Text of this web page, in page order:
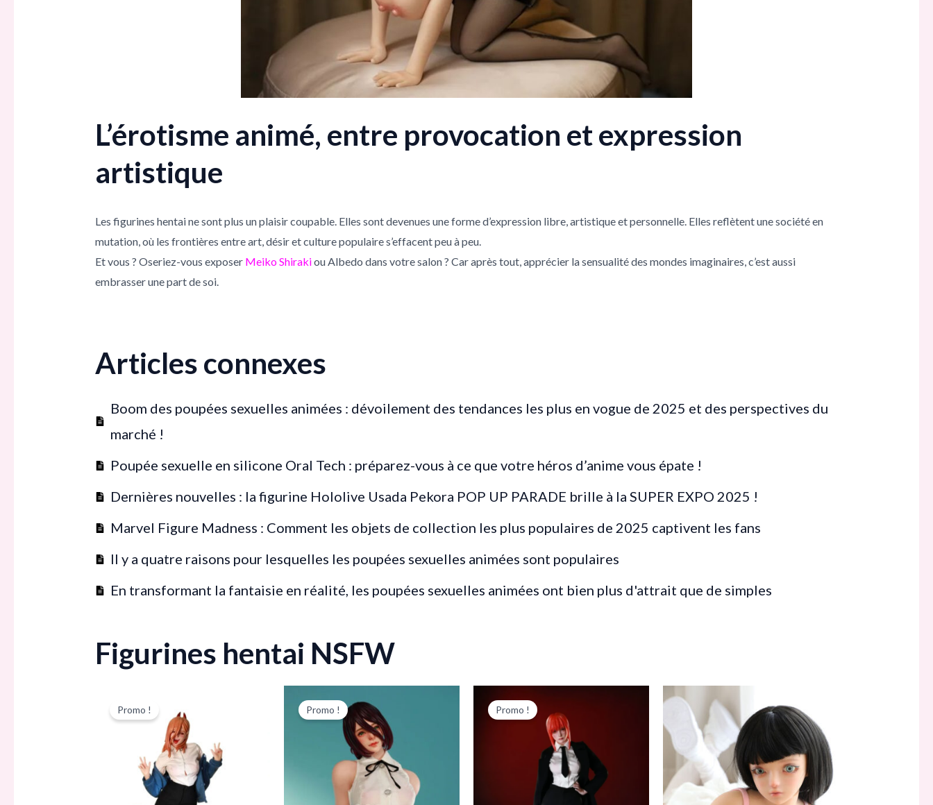
L’érotisme animé, entre provocation et expression
artistique
Les figurines hentai ne sont plus un plaisir coupable. Elles sont devenues une forme d’expression libre, artistique et personnelle. Elles reflètent une société en
mutation, où les frontières entre art, désir et culture populaire s’effacent peu à peu.
Et vous ? Oseriez-vous exposer Meiko Shirakiou Albedo dans votre salon ? Car après tout, apprécier la sensualité des mondes imaginaires, c’est aussi
embrasser une part de soi.
Articles connexes
Boom des poupées sexuelles animées : dévoilement des tendances les plus en vogue de 2025 et des perspectives du
marché !
Poupée sexuelle en silicone Oral Tech : préparez-vous à ce que votre héros d’anime vous épate !
Dernières nouvelles : la figurine Hololive Usada Pekora POP UP PARADE brille à la SUPER EXPO 2025 !
Marvel Figure Madness : Comment les objets de collection les plus populaires de 2025 captivent les fans
Il y a quatre raisons pour lesquelles les poupées sexuelles animées sont populaires
En transformant la fantaisie en réalité, les poupées sexuelles animées ont bien plus d'attrait que de simples
Figurines hentai NSFW
Promo !
initial
743,00 €.
actuel
est :
678,00 €.
Promo !
prix
initial
était :
743,00 €.
prix
actuel
est :
678,00 €.
Promo !
prix
initial
743,00 €.
actuel
est :
678,00 €.
prix :
225,00 €
499,00 €
produit
a
plusieurs
variations.
Les